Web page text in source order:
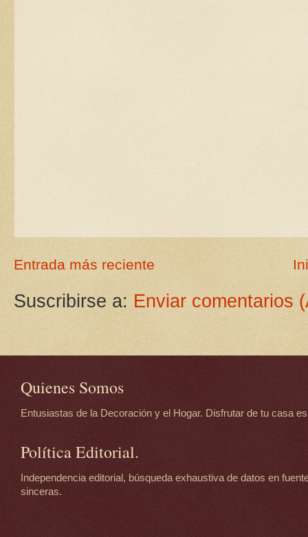
Entrada más reciente
Suscribirse a: Enviar comentarios
Quienes Somos
Entusiastas de la Decoración y el Hogar. Disfrutar de tu casa
Política Editorial.
Independencia editorial, búsqueda exhaustiva de datos en
sinceras.